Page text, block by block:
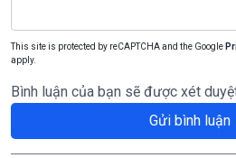
This site is protected by reCAPTCHA and the Google
apply.
Bình luận của bạn sẽ được xét
Gửi bình luận